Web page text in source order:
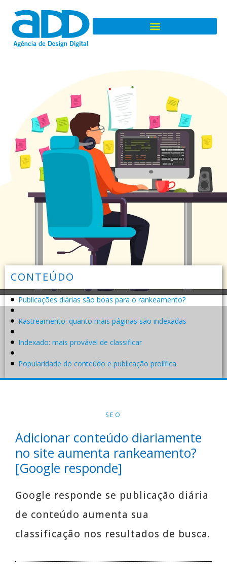
CONTEÚDO
Publicações diárias são boas para o rankeamento?
Rastreamento: quanto mais páginas são indexadas
Indexado: mais provável de classificar
Popularidade do conteúdo e publicação prolífica
SEO
Adicionar conteúdo diariamente
no site aumenta rankeamento?
[Google responde]
Google responde se publicação diária
de conteúdo aumenta sua
classificação nos resultados de busca.